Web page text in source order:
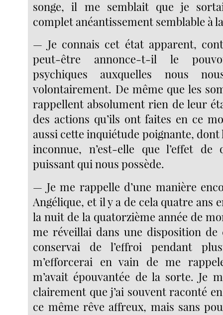
songe, il me semblait que je
complet anéantissement semblable à
— Je connais cet état apparent,
peut-être annonce-t-il le
psychiques auxquelles nous
volontairement. De même que les
rappellent absolument rien de leur
des actions qu’ils ont faites en ce
aussi cette inquiétude poignante, dont
inconnue, n’est-elle que l’effet de
puissant qui nous possède.
— Je me rappelle d’une manière
Angélique, et il y a de cela quatre ans
la nuit de la quatorzième année de
me réveillai dans une disposition de
conservai de l’effroi pendant
m’efforcerai en vain de me
m’avait épouvantée de la sorte. Je
clairement que j’ai souvent raconté
ce même rêve affreux, mais sans